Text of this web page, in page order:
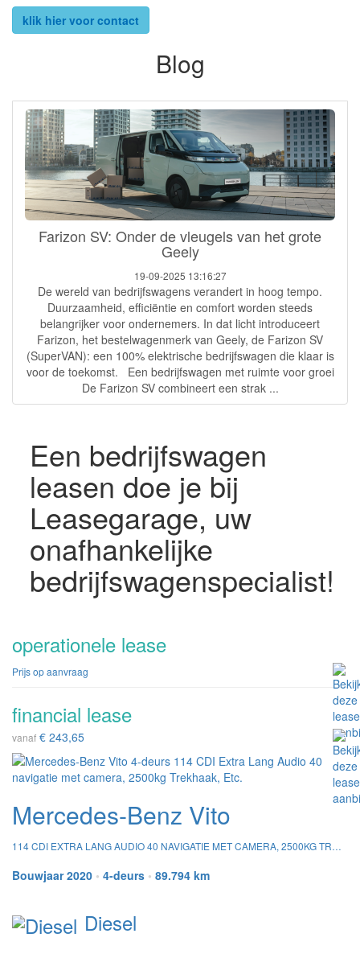
klik hier voor contact
Blog
Farizon SV: Onder de vleugels van het grote
Geely
19-09-2025 13:16:27
De wereld van bedrijfswagens verandert in hoog tempo.
Duurzaamheid, efficiëntie en comfort worden steeds
belangrijker voor ondernemers. In dat licht introduceert
Farizon, het bestelwagenmerk van Geely, de Farizon SV
(SuperVAN): een 100% elektrische bedrijfswagen die klaar is
voor de toekomst. Een bedrijfswagen met ruimte voor groei
De Farizon SV combineert een strak ...
Een bedrijfswagen
leasen doe je bij
Leasegarage, uw
onafhankelijke
bedrijfswagenspecialist!
operationele lease
Prijs op aanvraag
financial lease
vanaf € 243,65
Mercedes-Benz Vito
114 CDI EXTRA LANG AUDIO 40 NAVIGATIE MET CAMERA, 2500KG TREKHAAK, ETC.
Bouwjaar 2020 • 4-deurs • 89.794 km
Diesel